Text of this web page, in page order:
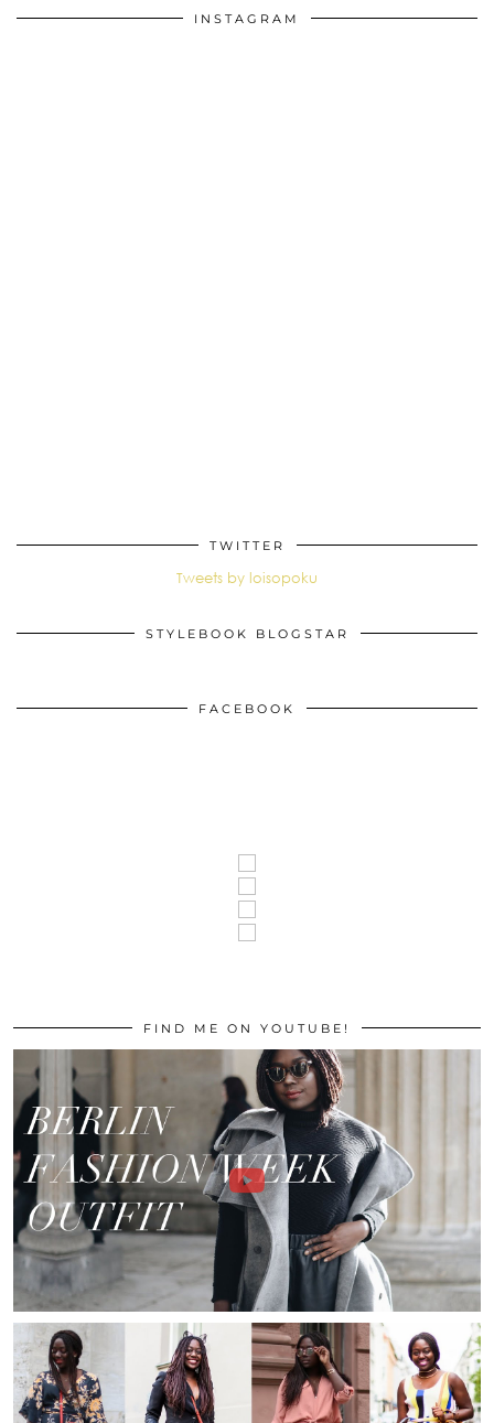
INSTAGRAM
TWITTER
Tweets by loisopoku
STYLEBOOK BLOGSTAR
FACEBOOK
FIND ME ON YOUTUBE!